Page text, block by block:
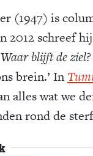
(1947) is
2012 schreef
Waar blijft de ziel?
brein.’ In
alles wat we
rond de